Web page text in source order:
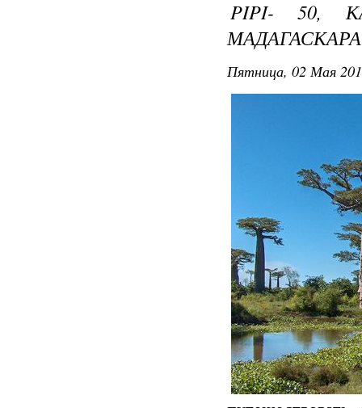
PIPI- 50,
Пятница, 02 Мая